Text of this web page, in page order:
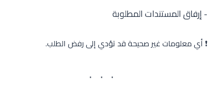
- إرفاق المستندات المطلوبة
❗ أي معلومات غير صحيحة قد تؤدي إلى رفض الطلب.